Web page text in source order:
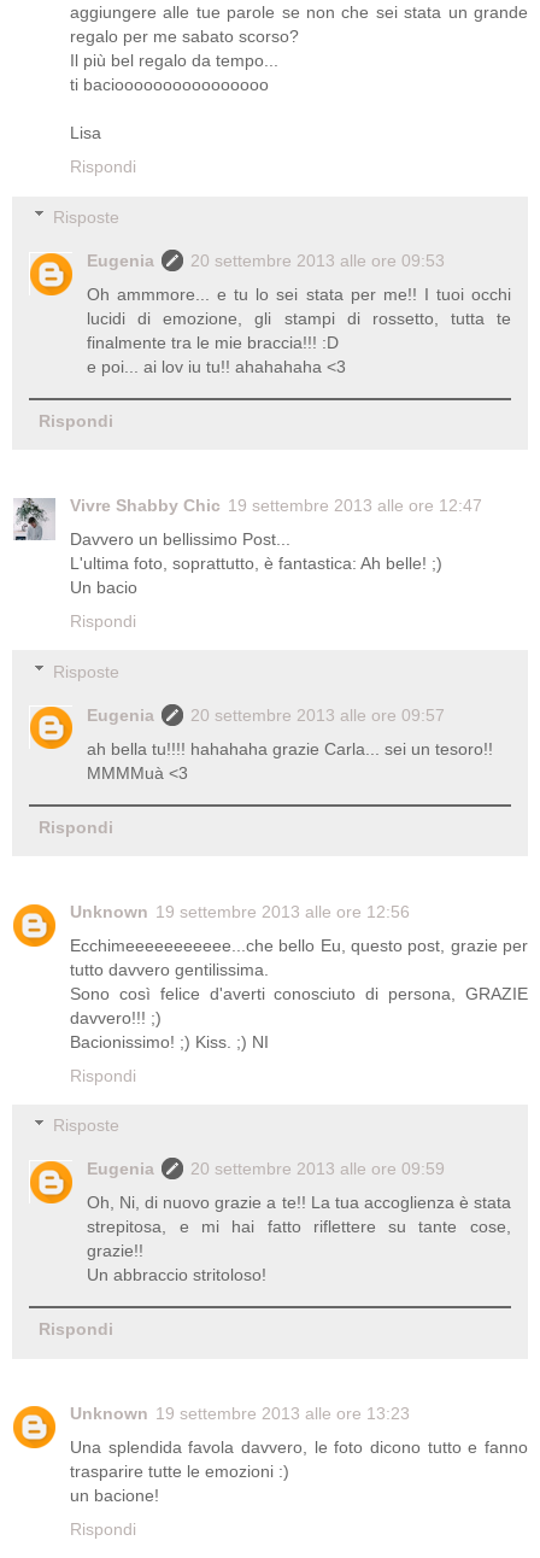
aggiungere alle tue parole se non che sei stata un grande
regalo per me sabato scorso?
Il più bel regalo da tempo...
ti bacioooooooooooooooo
Lisa
Rispondi
Risposte
Eugenia
20 settembre 2013 alle ore 09:53
Oh ammmore... e tu lo sei stata per me!! I tuoi occhi
lucidi di emozione, gli stampi di rossetto, tutta te
finalmente tra le mie braccia!!! :D
e poi... ai lov iu tu!! ahahahaha <3
Rispondi
Vivre Shabby Chic 19 settembre 2013 alle ore 12:47
Davvero un bellissimo Post...
L'ultima foto, soprattutto, è fantastica: Ah belle! ;)
Un bacio
Rispondi
Risposte
Eugenia
20 settembre 2013 alle ore 09:57
ah bella tu!!!! hahahaha grazie Carla... sei un tesoro!!
MMMMuà <3
Rispondi
Unknown 19 settembre 2013 alle ore 12:56
Ecchimeeeeeeeeeee...che bello Eu, questo post, grazie per
tutto davvero gentilissima.
Sono così felice d'averti conosciuto di persona, GRAZIE
davvero!!! ;)
Bacionissimo! ;) Kiss. ;) NI
Rispondi
Risposte
Eugenia
20 settembre 2013 alle ore 09:59
Oh, Ni, di nuovo grazie a te!! La tua accoglienza è stata
strepitosa, e mi hai fatto riflettere su tante cose,
grazie!!
Un abbraccio stritoloso!
Rispondi
Unknown 19 settembre 2013 alle ore 13:23
Una splendida favola davvero, le foto dicono tutto e fanno
trasparire tutte le emozioni :)
un bacione!
Rispondi